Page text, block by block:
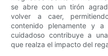
se abre con un tirón
volver a caer,
contenido plenamente y
cuidadoso contribuye a
que realza el impacto del